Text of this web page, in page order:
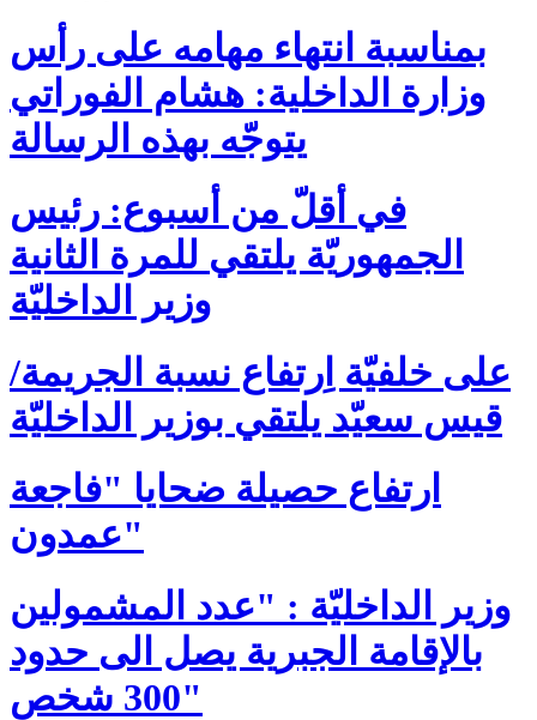
بمناسبة انتهاء مهامه على رأس
وزارة الداخلية: هشام الفوراتي
يتوجّه بهذه الرسالة
في أقلّ من أسبوع: رئيس
الجمهوريّة يلتقي للمرة الثانية
وزير الداخليّة
على خلفيّة اِرتفاع نسبة الجريمة/
قيس سعيّد يلتقي بوزير الداخليّة
ارتفاع حصيلة ضحايا "فاجعة
عمدون"
وزير الداخليّة : "عدد المشمولين
بالإقامة الجبرية يصل الى حدود
300 شخص"